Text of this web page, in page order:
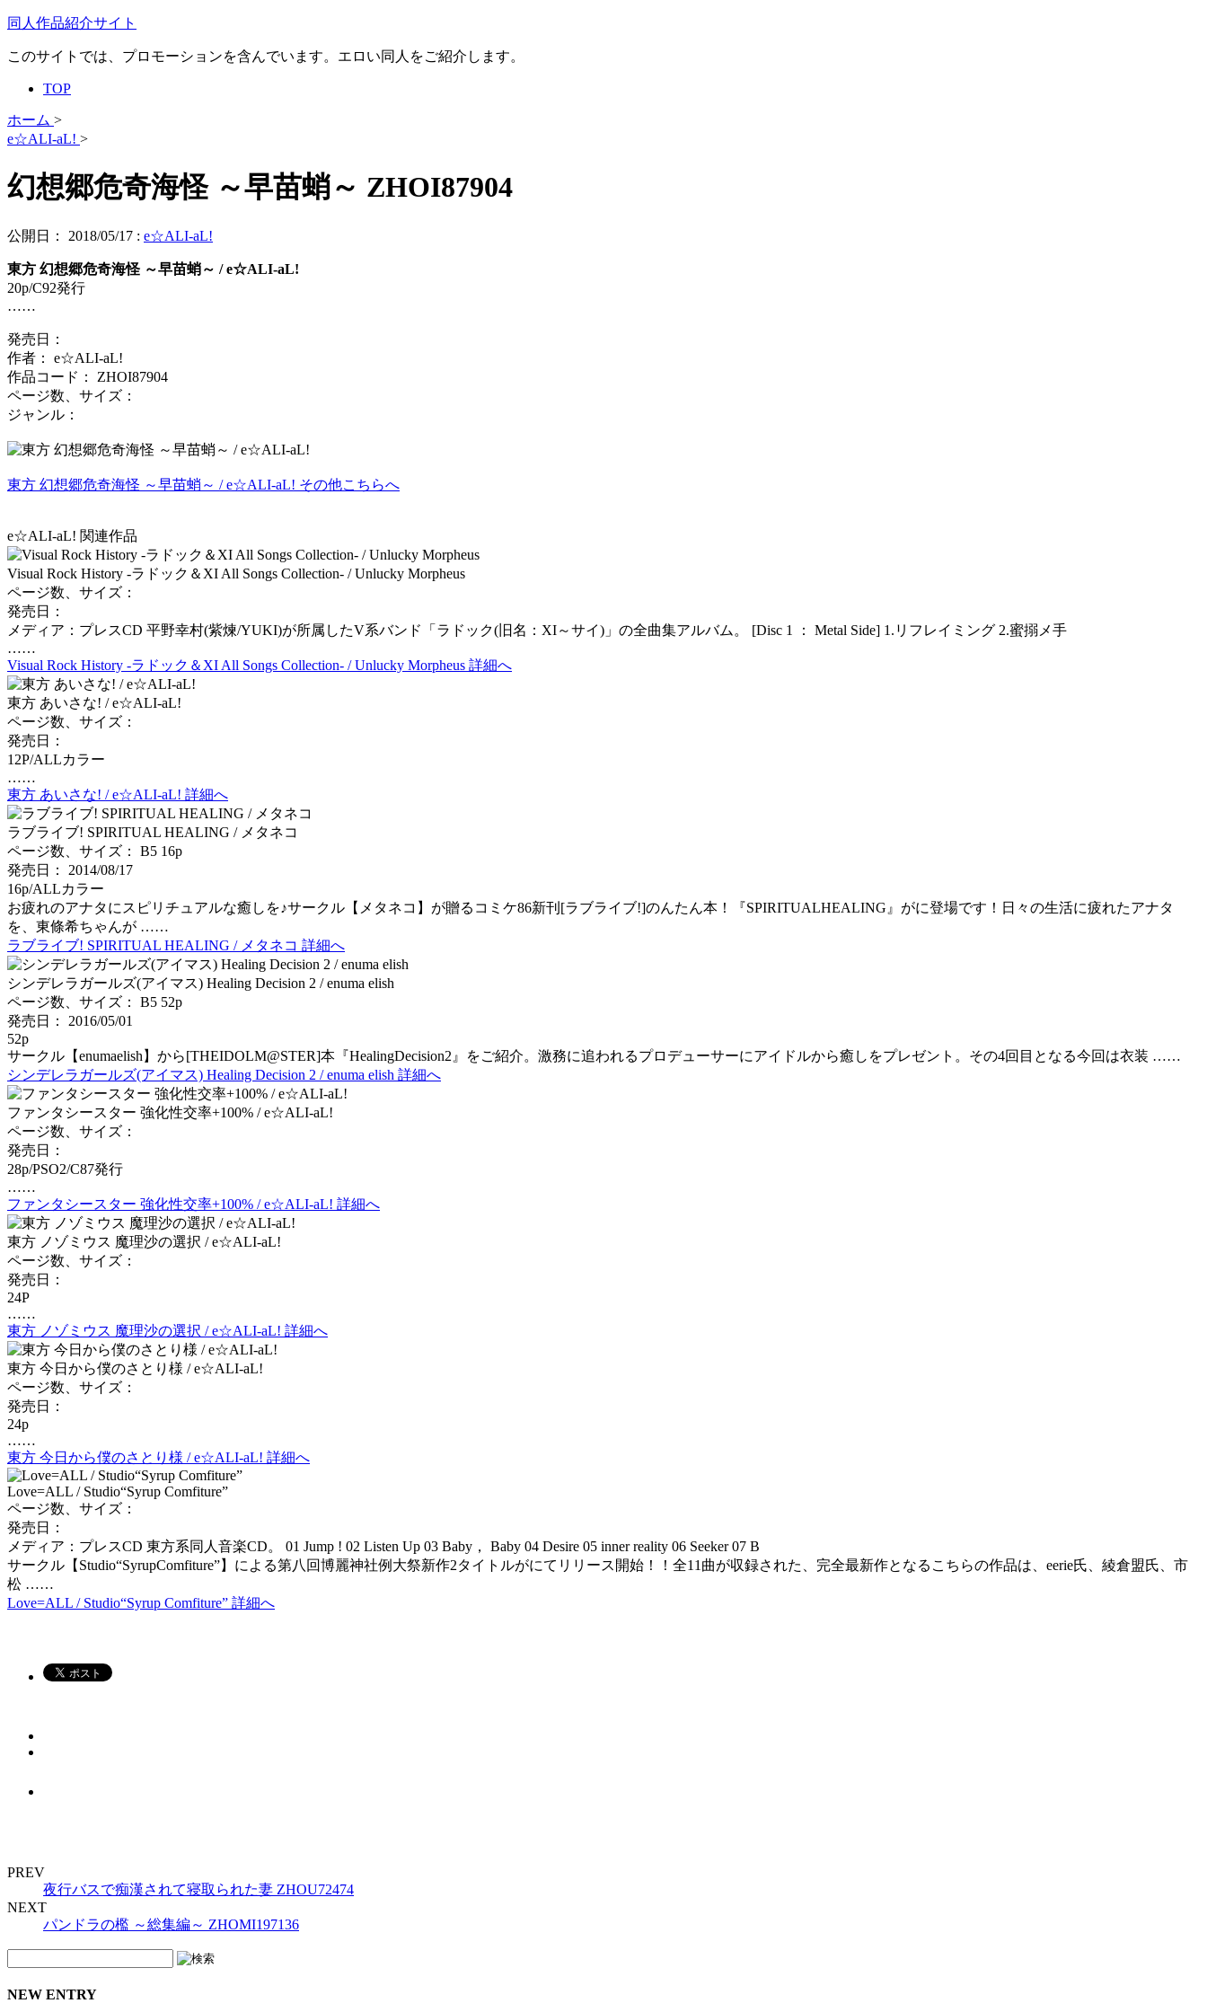
同人作品紹介サイト
このサイトでは、プロモーションを含んでいます。エロい同人をご紹介します。
TOP
ホーム >
e☆ALI-aL! >
幻想郷危奇海怪 ～早苗蛸～ ZHOI87904
公開日： 2018/05/17 : e☆ALI-aL!
東方 幻想郷危奇海怪 ～早苗蛸～ / e☆ALI-aL!
20p/C92発行
……
発売日：
作者： e☆ALI-aL!
作品コード： ZHOI87904
ページ数、サイズ：
ジャンル：
東方 幻想郷危奇海怪 ～早苗蛸～ / e☆ALI-aL! その他こちらへ
e☆ALI-aL! 関連作品
Visual Rock History -ラドック＆XI All Songs Collection- / Unlucky Morpheus
ページ数、サイズ：
発売日：
メディア：プレスCD 平野幸村(紫煉/YUKI)が所属したV系バンド「ラドック(旧名：XI～サイ)」の全曲集アルバム。 [Disc 1 ： Metal Side] 1.リフレイミング 2.蜜搦メ手
……
Visual Rock History -ラドック＆XI All Songs Collection- / Unlucky Morpheus 詳細へ
東方 あいさな! / e☆ALI-aL!
ページ数、サイズ：
発売日：
12P/ALLカラー
……
東方 あいさな! / e☆ALI-aL! 詳細へ
ラブライブ! SPIRITUAL HEALING / メタネコ
ページ数、サイズ： B5 16p
発売日： 2014/08/17
16p/ALLカラー
お疲れのアナタにスピリチュアルな癒しを♪サークル【メタネコ】が贈るコミケ86新刊[ラブライブ!]のんたん本！『SPIRITUALHEALING』がに登場です！日々の生活に疲れたアナタ
を、東條希ちゃんが ……
ラブライブ! SPIRITUAL HEALING / メタネコ 詳細へ
シンデレラガールズ(アイマス) Healing Decision 2 / enuma elish
ページ数、サイズ： B5 52p
発売日： 2016/05/01
52p
サークル【enumaelish】から[THEIDOLM@STER]本『HealingDecision2』をご紹介。激務に追われるプロデューサーにアイドルから癒しをプレゼント。その4回目となる今回は衣装 ……
シンデレラガールズ(アイマス) Healing Decision 2 / enuma elish 詳細へ
ファンタシースター 強化性交率+100% / e☆ALI‐aL!
ページ数、サイズ：
発売日：
28p/PSO2/C87発行
……
ファンタシースター 強化性交率+100% / e☆ALI‐aL! 詳細へ
東方 ノゾミウス 魔理沙の選択 / e☆ALI-aL!
ページ数、サイズ：
発売日：
24P
……
東方 ノゾミウス 魔理沙の選択 / e☆ALI-aL! 詳細へ
東方 今日から僕のさとり様 / e☆ALI-aL!
ページ数、サイズ：
発売日：
24p
……
東方 今日から僕のさとり様 / e☆ALI-aL! 詳細へ
Love=ALL / Studio“Syrup Comfiture”
ページ数、サイズ：
発売日：
メディア：プレスCD 東方系同人音楽CD。 01 Jump ! 02 Listen Up 03 Baby， Baby 04 Desire 05 inner reality 06 Seeker 07 B
サークル【Studio“SyrupComfiture”】による第八回博麗神社例大祭新作2タイトルがにてリリース開始！！全11曲が収録された、完全最新作となるこちらの作品は、eerie氏、綾倉盟氏、市
松 ……
Love=ALL / Studio“Syrup Comfiture” 詳細へ
PREV
夜行バスで痴漢されて寝取られた妻 ZHOU72474
NEXT
パンドラの檻 ～総集編～ ZHOMI197136
NEW ENTRY